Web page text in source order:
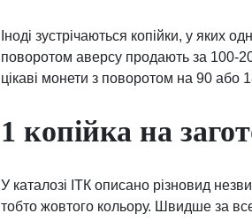
Іноді зустрічаються копійки, у яких
поворотом аверсу продають за 100-
цікаві монети з поворотом на 90 або
1 копійка на
У каталозі ІТК описано різновид
тобто жовтого кольору. Швидше за